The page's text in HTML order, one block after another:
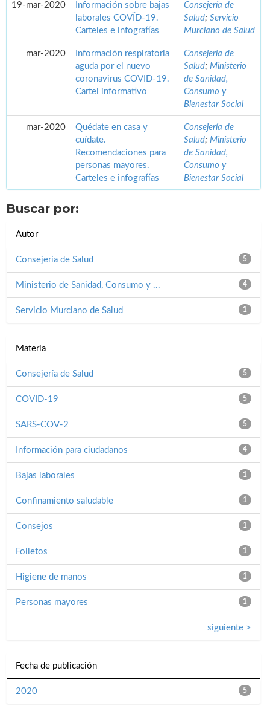
19-mar-2020
Información sobre bajas
laborales COVÏD-19.
Carteles e infografías
Consejería de
Salud; Servicio
Murciano de Salud
mar-2020
Información respiratoria
aguda por el nuevo
coronavirus COVID-19.
Cartel informativo
Consejería de
Salud; Ministerio
de Sanidad,
Consumo y
Bienestar Social
mar-2020
Quédate en casa y
cuídate.
Recomendaciones para
personas mayores.
Carteles e infografías
Consejería de
Salud; Ministerio
de Sanidad,
Consumo y
Bienestar Social
Buscar por:
Autor
5
Consejería de Salud
4
Ministerio de Sanidad, Consumo y ...
1
Servicio Murciano de Salud
Materia
5
Consejería de Salud
5
COVID-19
5
SARS-COV-2
4
Información para ciudadanos
1
Bajas laborales
1
Confinamiento saludable
1
Consejos
1
Folletos
1
Higiene de manos
1
Personas mayores
siguiente >
Fecha de publicación
5
2020